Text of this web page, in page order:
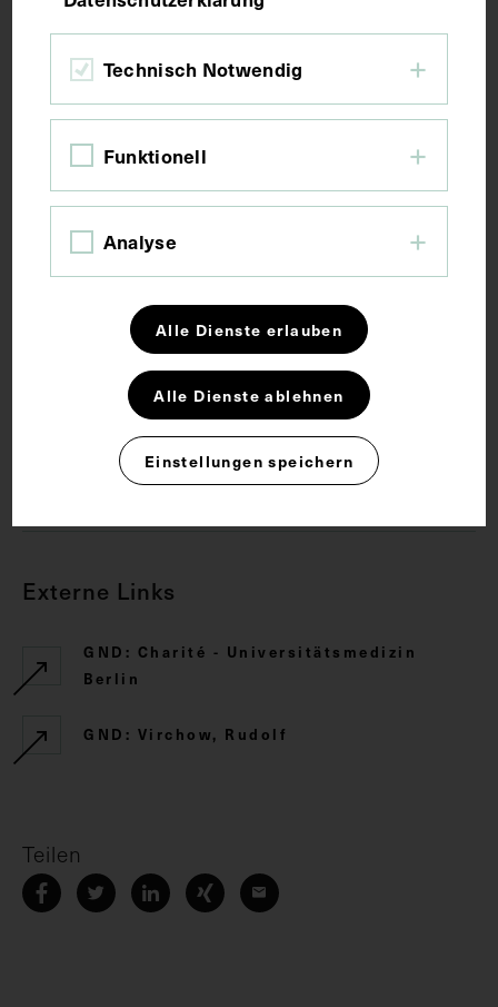
Bildmaß 7,4 x 5,5 cm
Bildmaß inkl. Untergrund 31,4 x 21,7 cm
Kurzbeschreibung
Ausschnitt aus einer unbekannten Zeitung.
Schlagwörter
Anthropologie Arzt Pathologie
Externe Links
GND: Charité - Universitätsmedizin
Berlin
GND: Virchow, Rudolf
Teilen
Technisch Notwendig
Funktionell
Analyse
Alle Dienste erlauben
Alle Dienste ablehnen
Einstellungen speichern